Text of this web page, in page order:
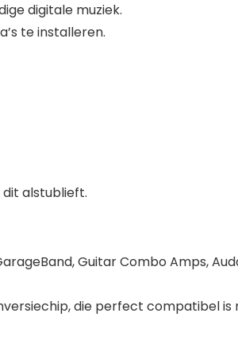
digitale muziek.
te installeren.
alstublieft.
Guitar Combo Amps,
die perfect compatibel